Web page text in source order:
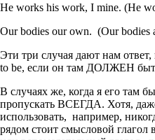
He works his work, I mine. (He
Our bodies our own. (Our bodies
Эти три случая дают нам
to be, если он там ДОЛЖЕН
В случаях же, когда я его там
пропускать ВСЕГДА. Хотя,
использовать, например,
рядом стоит смысловой